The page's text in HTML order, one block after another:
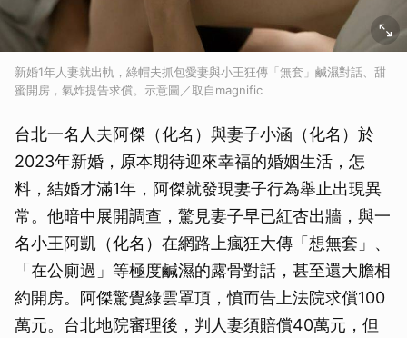
新婚1年人妻就出軌，綠帽夫抓包愛妻與小王狂傳「無套」鹹濕對話、甜
蜜開房，氣炸提告求償。示意圖／取自magnific
台北一名人夫阿傑（化名）與妻子小涵（化名）於
2023年新婚，原本期待迎來幸福的婚姻生活，怎
料，結婚才滿1年，阿傑就發現妻子行為舉止出現異
常。他暗中展開調查，驚見妻子早已紅杏出牆，與一
名小王阿凱（化名）在網路上瘋狂大傳「想無套」、
「在公廁過」等極度鹹濕的露骨對話，甚至還大膽相
約開房。阿傑驚覺綠雲罩頂，憤而告上法院求償100
萬元。台北地院審理後，判人妻須賠償40萬元，但